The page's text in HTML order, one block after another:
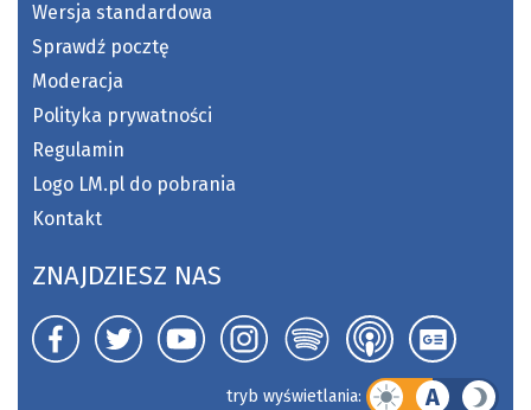
Wersja standardowa
Sprawdź pocztę
Moderacja
Polityka prywatności
Regulamin
Logo LM.pl do pobrania
Kontakt
ZNAJDZIESZ NAS
tryb wyświetlania: A